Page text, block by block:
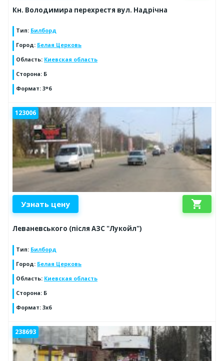
Кн. Володимира перехрестя вул. Надрічна
Тип: Билборд
Город: Белая Церковь
Область: Киевская область
Сторона: Б
Формат: 3*6
123006
Узнать цену shopping_cart
Леваневського (після АЗС "Лукойл")
Тип: Билборд
Город: Белая Церковь
Область: Киевская область
Сторона: Б
Формат: 3х6
238693